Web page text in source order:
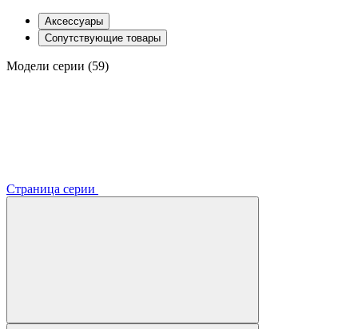
Аксессуары
Сопутствующие товары
Модели серии (59)
Страница серии